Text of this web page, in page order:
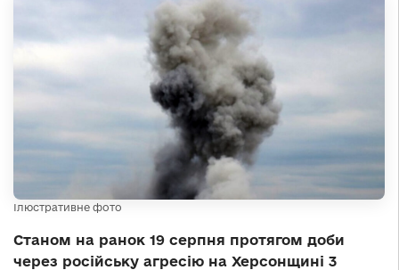
Ілюстративне фото
Станом на ранок 19 серпня протягом доби
через російську агресію на Херсонщині 3